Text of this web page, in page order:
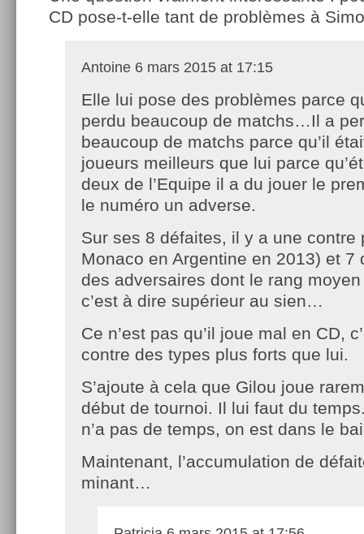
CD pose-t-elle tant de problèmes à
Antoine 6 mars 2015 at 17:15
Elle lui pose des problèmes parce
perdu beaucoup de matchs…Il a
beaucoup de matchs parce qu’il
joueurs meilleurs que lui parce
deux de l’Equipe il a du jouer le
le numéro un adverse.
Sur ses 8 défaites, il y a une contre
Monaco en Argentine en 2013) et 7
des adversaires dont le rang
c’est à dire supérieur au sien…
Ce n’est pas qu’il joue mal en CD,
contre des types plus forts que lui.
S’ajoute à cela que Gilou joue
début de tournoi. Il lui faut du
n’a pas de temps, on est dans le
Maintenant, l’accumulation de
minant…